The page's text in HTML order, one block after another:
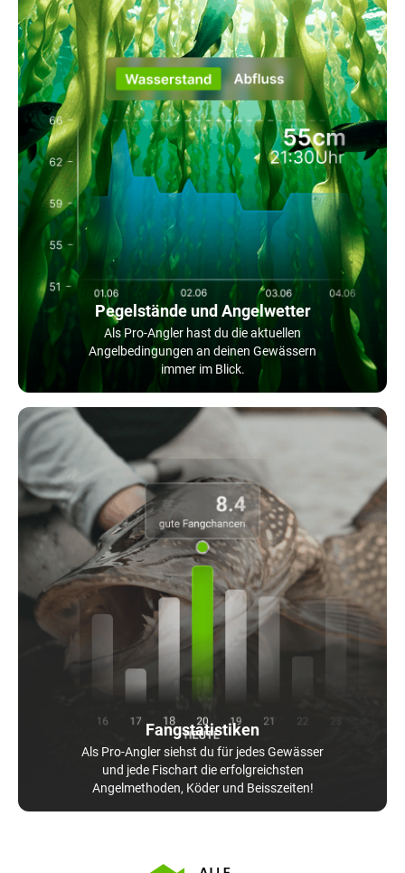
Pegelstände und Angelwetter
Als Pro-Angler hast du die aktuellen
Angelbedingungen an deinen Gewässern
immer im Blick.
Fangstatistiken
Als Pro-Angler siehst du für jedes Gewässer
und jede Fischart die erfolgreichsten
Angelmethoden, Köder und Beisszeiten!